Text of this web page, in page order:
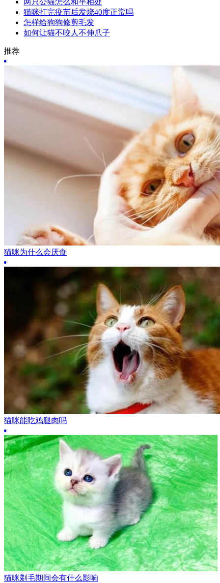
两只公猫怎么和平相处
猫咪打完疫苗后发烧40度正常吗
怎样给狗狗修剪毛发
如何让猫不咬人不伸爪子
推荐
猫咪为什么会厌食
猫咪能吃鸡腿肉吗
猫咪剃毛期间会有什么影响